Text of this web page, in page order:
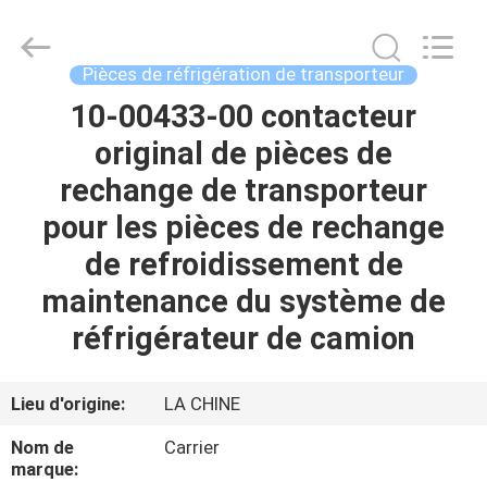
MAISON
PRODUITS
DE
NOUS
MOTORS
INDUSTRY
Pièces de réfrigération de transporteur
10-00433-00 contacteur
original de pièces de
rechange de transporteur
pour les pièces de rechange
de refroidissement de
maintenance du système de
réfrigérateur de camion
Lieu d'origine:
LA CHINE
Nom de
marque:
Carrier